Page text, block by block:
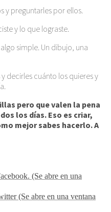
y preguntarles por ellos.
y lo que lograste.
simple. Un dibujo, una
decirles cuánto los quieres y
pero que valen la pena
los días. Eso es criar,
mejor sabes hacerlo. A
(Se abre en una
(Se abre en una ventana